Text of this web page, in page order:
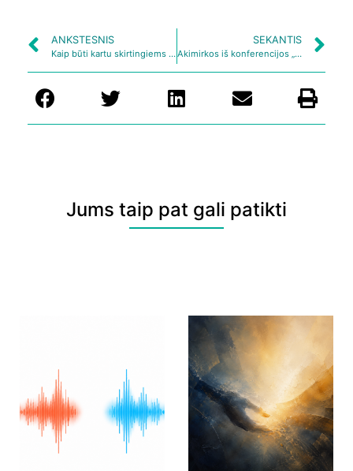
ANKSTESNIS
Kaip būti kartu skirtingiems [Audio]
SEKANTIS
Akimirkos iš konferencijos „Apie nežinomybės siaubą ir grožį”
Jums taip pat gali patikti